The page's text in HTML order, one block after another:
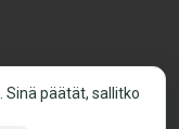
Sinä päätät, sallitko